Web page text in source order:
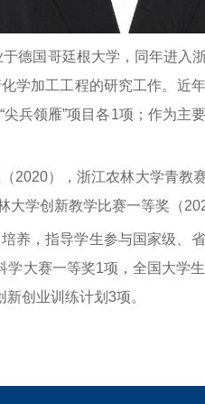
德国哥廷根大学，同年进入
学加工工程的研究工作。近
兵领雁”项目各1项；作为
2020），浙江农林大学青教
学创新教学比赛一等奖（
养，指导学生参与国家级、
大赛一等奖1项，全国大学
创业训练计划3项。